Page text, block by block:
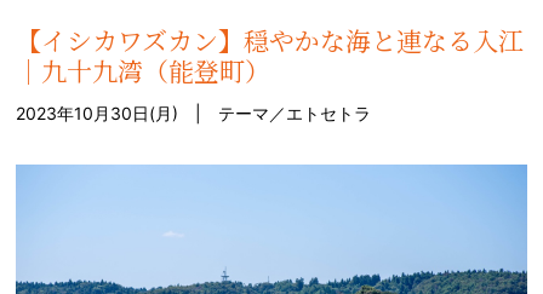
【イシカワズカン】穏やかな海と連なる入江
｜九十九湾（能登町）
2023年10月30日(月) | テーマ／エトセトラ